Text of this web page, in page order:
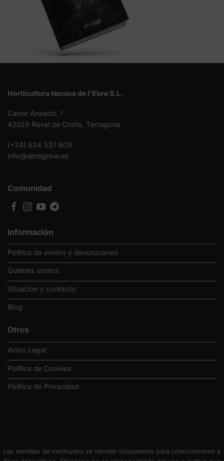
Horticultura tècnica de l'Ebre S.L.
Carrer Ansedó, 1
43529 Raval de Cristo, Tarragona
(+34) 634 337 809
info@ebregrow.es
Información
Política de envíos y devoluciones
Quiénes somos
Situación y contacto
Blog
Otros
Aviso Legal
Política de Cookies
Política de Privacidad
Comunidad
Las semillas de marihuana se venden únicamente para coleccionismo y